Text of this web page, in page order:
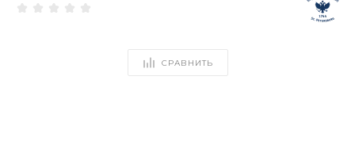
СРАВНИТЬ